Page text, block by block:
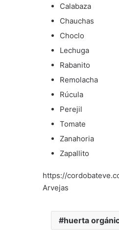
Calabaza
Chauchas
Choclo
Lechuga
Rabanito
Remolacha
Rúcula
Perejil
Tomate
Zanahoria
Zapallito
https://
Arvejas
huerta